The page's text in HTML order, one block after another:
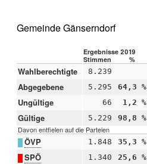
Gemeinde Gänserndorf
Ergebnisse 2019
Stimmen
%
Wahlberechtigte 8.239
Abgegebene 5.295 64,3 %
Ungültige 66 1,2 %
Gültige 5.229 98,8 %
Davon entfielen auf die Parteien
ÖVP 1.848 35,3 %
SPÖ 1.340 25,6 %